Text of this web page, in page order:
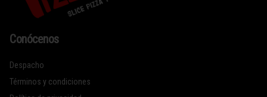
Conócenos
Despacho
Términos y condiciones